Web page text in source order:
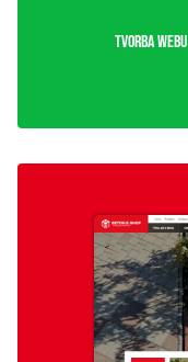
Tvorba webu